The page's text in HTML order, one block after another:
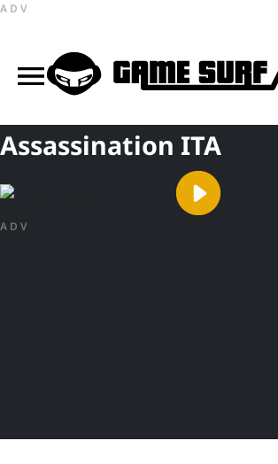
ADV
Assassination ITA
ADV